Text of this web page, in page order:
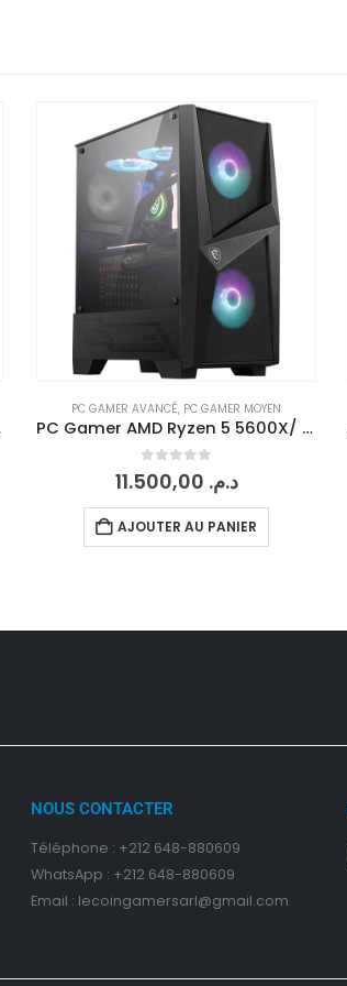
PC GAMER MOYEN
PC Gamer Intel Core i5 12400F/ 16 Go RAM/ GTX 1660 Super 6 Go
0sur 5 د.م.
AJOUTER AU PANIER
NOUS CONTACTER
Téléphone : +212 648-880609
WhatsApp : +212 648-880609
Email : lecoingamersarl@gmail.com